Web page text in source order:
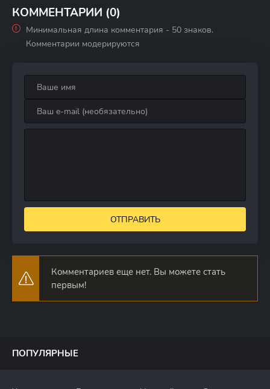
КОММЕНТАРИИ (0)
Минимальная длина комментария - 50 знаков.
Комментарии модерируются
ОТПРАВИТЬ
Комментариев еще нет. Вы можете стать
первым!
ПОПУЛЯРНЫЕ